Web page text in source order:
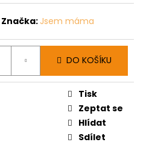
Značka: Jsem máma
DO KOŠÍKU
Tisk
Zeptat se
Hlídat
Sdílet